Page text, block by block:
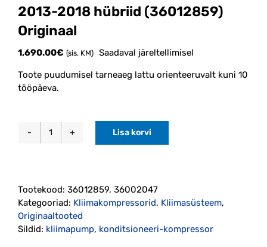
2013-2018 hübriid (36012859)
Originaal
1,690.00€ (sis. KM) Saadaval järeltellimisel
Toote puudumisel tarneaeg lattu orienteeruvalt kuni 10
tööpäeva.
Konditsioneeri
2018
hübriid
(36012859)
Originaal
Lisa korvi
Tootekood: 36012859, 36002047
Kategooriad: Kliimakompressorid, Kliimasüsteem,
Originaaltooted
Sildid: kliimapump, konditsioneeri-kompressor